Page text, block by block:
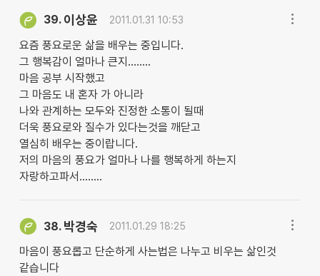
39. 이상윤 2011.01.31 10:53
요즘 풍요로운 삶을 배우는 중입니다.
그 행복감이 얼마나 큰지........
마음 공부 시작했고
그 마음도 내 혼자 가 아니라
나와 관계하는 모두와 진정한 소통이 될때
더욱 풍요로와 질수가 있다는것을 깨닫고
열심히 배우는 중이랍니다.
저의 마음의 풍요가 얼마나 나를 행복하게 하는지
자랑하고파서........
38. 박경숙 2011.01.29 18:25
마음이 풍요롭고 단순하게 사는법은 나누고 비우는 삶인것
같습니다